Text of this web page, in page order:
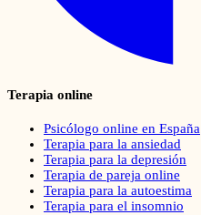
Terapia online
Psicólogo online en España
Terapia para la ansiedad
Terapia para la depresión
Terapia de pareja online
Terapia para la autoestima
Terapia para el insomnio